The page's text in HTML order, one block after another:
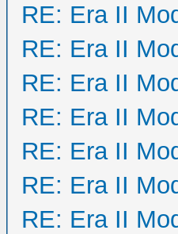
RE: Era II
RE: Era II
RE: Era II
RE: Era II
RE: Era II
RE: Era II
RE: Era II